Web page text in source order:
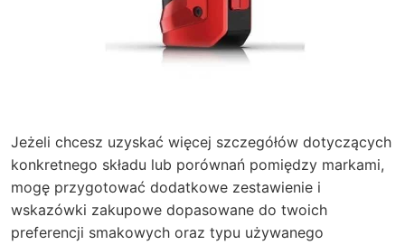
Jeżeli chcesz uzyskać więcej szczegółów dotyczących
konkretnego składu lub porównań pomiędzy markami,
mogę przygotować dodatkowe zestawienie i
wskazówki zakupowe dopasowane do twoich
preferencji smakowych oraz typu używanego